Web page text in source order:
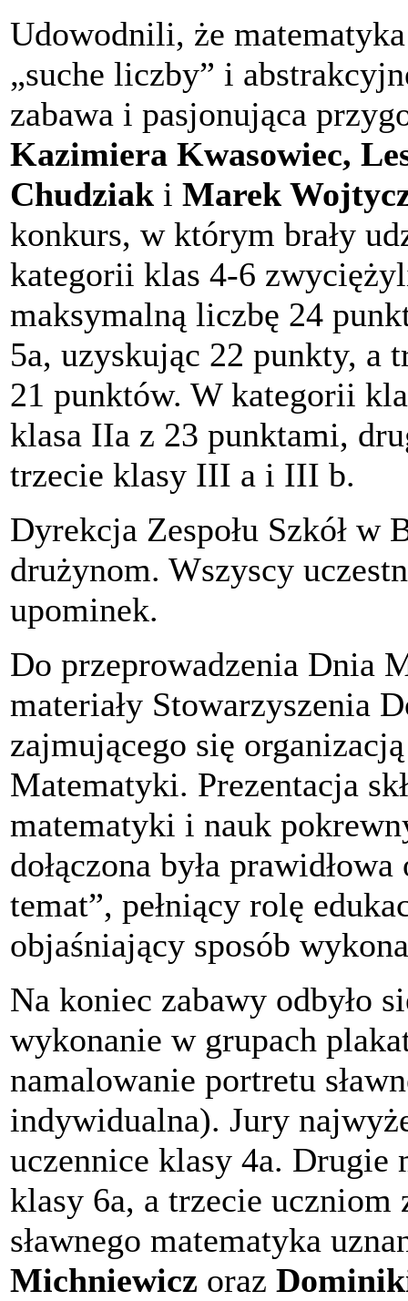
Udowodnili, że
„suche liczby” i
zabawa i pasjonująca
Kazimiera Kwasowiec,
Chudziak i Marek
konkurs, w którym brały
kategorii klas 4-6
maksymalną liczbę 24
5a, uzyskując 22 punkty, a
21 punktów. W kategorii
klasa IIa z 23 punktami,
trzecie klasy III a i III b.
Dyrekcja Zespołu Szkół w
drużynom. Wszyscy
upominek.
Do przeprowadzenia Dnia
materiały Stowarzyszenia
zajmującego się
Matematyki. Prezentacja
matematyki i nauk
dołączona była
temat”, pełniący rolę
objaśniający sposób
Na koniec zabawy odbyło
wykonanie w grupach
namalowanie portretu
indywidualna). Jury
uczennice klasy 4a. Drugie
klasy 6a, a trzecie
sławnego matematyka
Michniewicz oraz